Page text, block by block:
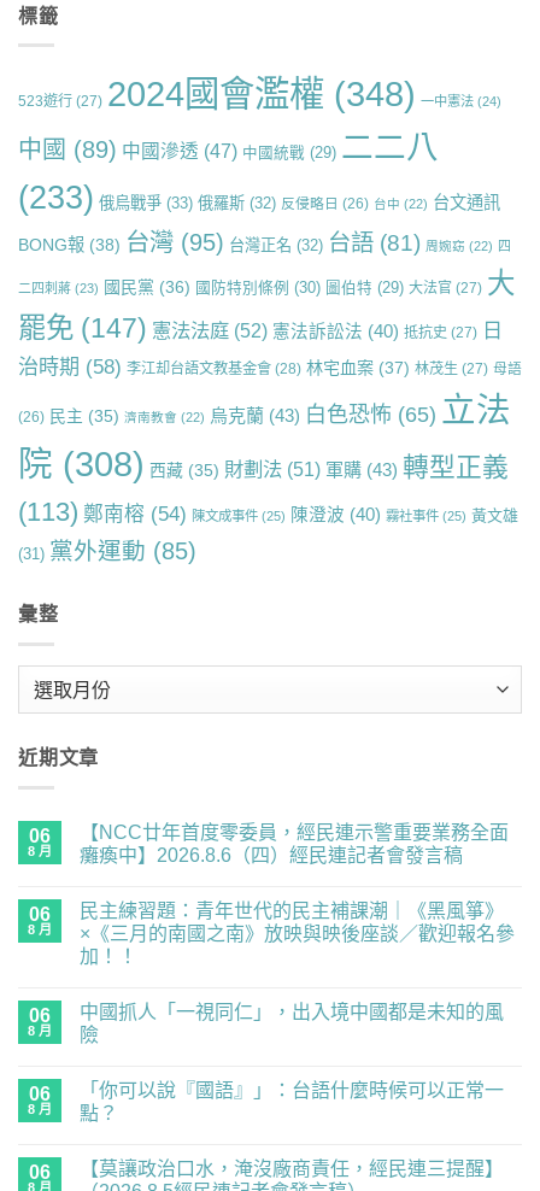
標籤
523遊行 (27) 2024國會濫權 (348) 一中憲法 (24)
中國 (89) 中國滲透 (47) 中國統戰 (29) 二二八
(233) 俄烏戰爭 (33) 俄羅斯 (32) 反侵略日 (26) 台中 (22) 台文通訊
BONG報 (38) 台灣 (95) 台灣正名 (32) 台語 (81) 周婉窈 (22) 四
二四刺蔣 (23) 國民黨 (36) 國防特別條例 (30) 圖伯特 (29) 大法官 (27) 大
罷免 (147) 憲法法庭 (52) 憲法訴訟法 (40) 抵抗史 (27) 日
治時期 (58) 李江却台語文教基金會 (28) 林宅血案 (37) 林茂生 (27) 母語
(26) 民主 (35) 濟南教會 (22) 烏克蘭 (43) 白色恐怖 (65) 立法
院 (308) 西藏 (35) 財劃法 (51) 軍購 (43) 轉型正義
(113) 鄭南榕 (54) 陳文成事件 (25) 陳澄波 (40) 霧社事件 (25) 黃文雄
(31) 黨外運動 (85)
彙整
近期文章
06
8 月
【NCC廿年首度零委員，經民連示警重要業務全面
癱瘓中】2026.8.6（四）經民連記者會發言稿
廿
首
度
員，
經
民
要
留
言
06
8 月
民主練習題：青年世代的民主補課潮｜《黑風箏》
×《三月的南國之南》放映與映後座談／歡迎報名參
加！！
主
練
習
世
代
留
言
06
8 月
中國抓人「一視同仁」，出入境中國都是未知的風
險
抓
人
仁」，
言
06
8 月
「你可以說『國語』」：台語什麼時候可以正常一
點？
06
8 月
【莫讓政治口水，淹沒廠商責任，經民連三提醒】